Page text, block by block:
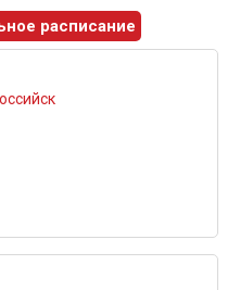
расписание